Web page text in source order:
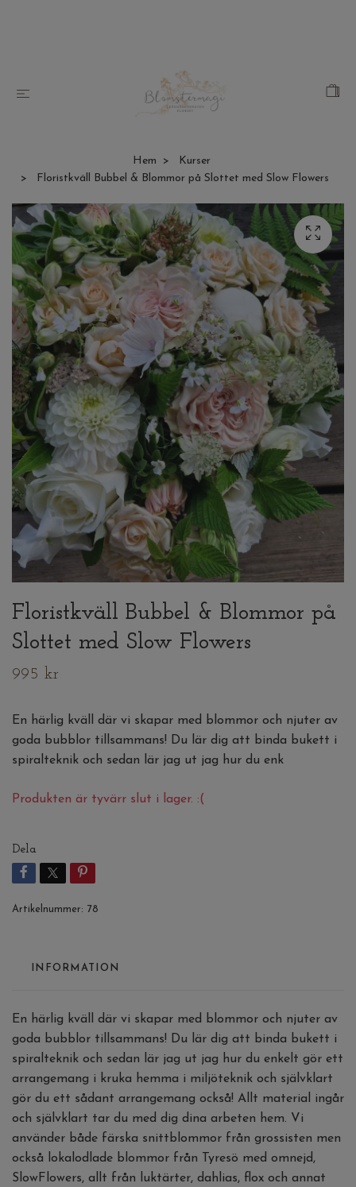
Hem
Kurser
Floristkväll Bubbel & Blommor på Slottet med Slow Flowers
Floristkväll Bubbel & Blommor på
Slottet med Slow Flowers
995 kr
En härlig kväll där vi skapar med blommor och njuter av
goda bubblor tillsammans! Du lär dig att binda bukett i
spiralteknik och sedan lär jag ut jag hur du enk
Produkten är tyvärr slut i lager. :(
Dela
Artikelnummer: 78
INFORMATION
En härlig kväll där vi skapar med blommor och njuter av
goda bubblor tillsammans! Du lär dig att binda bukett i
spiralteknik och sedan lär jag ut jag hur du enkelt gör ett
arrangemang i kruka hemma i miljöteknik och självklart
gör du ett sådant arrangemang också! Allt material ingår
och självklart tar du med dig dina arbeten hem. Vi
använder både färska snittblommor från grossisten men
också lokalodlade blommor från Tyresö med omnejd,
SlowFlowers, allt från luktärter, dahlias, flox och annat